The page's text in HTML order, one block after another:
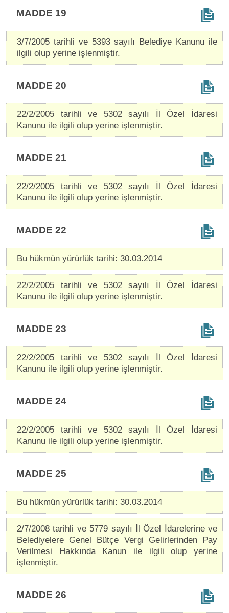
MADDE 19
3/7/2005 tarihli ve 5393 sayılı Belediye Kanunu ile
ilgili olup yerine işlenmiştir.
MADDE 20
22/2/2005 tarihli ve 5302 sayılı İl Özel İdaresi
Kanunu ile ilgili olup yerine işlenmiştir.
MADDE 21
22/2/2005 tarihli ve 5302 sayılı İl Özel İdaresi
Kanunu ile ilgili olup yerine işlenmiştir.
MADDE 22
Bu hükmün yürürlük tarihi: 30.03.2014
22/2/2005 tarihli ve 5302 sayılı İl Özel İdaresi
Kanunu ile ilgili olup yerine işlenmiştir.
MADDE 23
22/2/2005 tarihli ve 5302 sayılı İl Özel İdaresi
Kanunu ile ilgili olup yerine işlenmiştir.
MADDE 24
22/2/2005 tarihli ve 5302 sayılı İl Özel İdaresi
Kanunu ile ilgili olup yerine işlenmiştir.
MADDE 25
Bu hükmün yürürlük tarihi: 30.03.2014
2/7/2008 tarihli ve 5779 sayılı İl Özel İdarelerine ve
Belediyelere Genel Bütçe Vergi Gelirlerinden Pay
Verilmesi Hakkında Kanun ile ilgili olup yerine
işlenmiştir.
MADDE 26